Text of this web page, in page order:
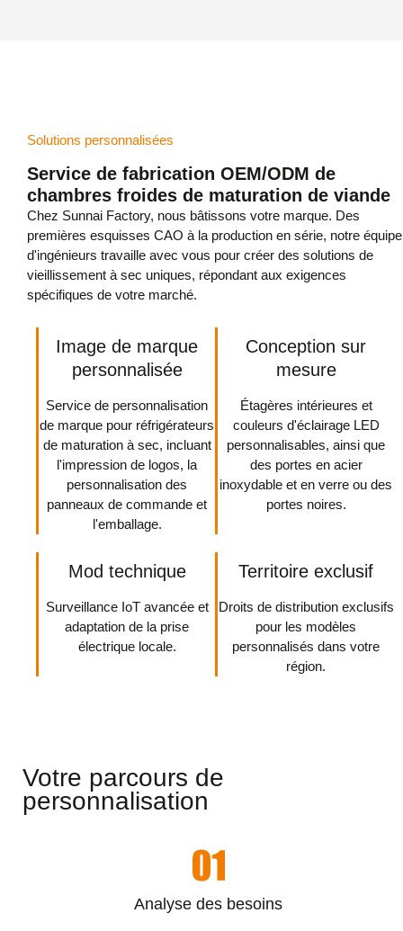
Solutions personnalisées
Service de fabrication OEM/ODM de
chambres froides de maturation de viande
Chez Sunnai Factory, nous bâtissons votre marque. Des
premières esquisses CAO à la production en série, notre équipe
d'ingénieurs travaille avec vous pour créer des solutions de
vieillissement à sec uniques, répondant aux exigences
spécifiques de votre marché.
Image de marque
personnalisée
Service de personnalisation
de marque pour réfrigérateurs
de maturation à sec, incluant
l'impression de logos, la
personnalisation des
panneaux de commande et
l'emballage.
Conception sur
mesure
Étagères intérieures et
couleurs d'éclairage LED
personnalisables, ainsi que
des portes en acier
inoxydable et en verre ou des
portes noires.
Mod technique
Surveillance IoT avancée et
adaptation de la prise
électrique locale.
Territoire exclusif
Droits de distribution exclusifs
pour les modèles
personnalisés dans votre
région.
Votre parcours de
personnalisation
Analyse des besoins